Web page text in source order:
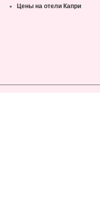
Цены на отели Капри